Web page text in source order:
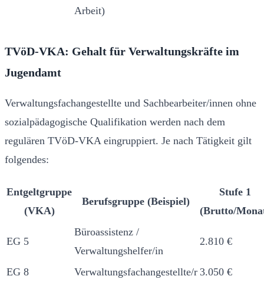
Arbeit)
TVöD-VKA: Gehalt für Verwaltungskräfte im
Jugendamt
Verwaltungsfachangestellte und Sachbearbeiter/innen ohne
sozialpädagogische Qualifikation werden nach dem
regulären TVöD-VKA eingruppiert. Je nach Tätigkeit gilt
folgendes:
Entgeltgruppe
(VKA)
Berufsgruppe (Beispiel)
Stufe 1
(Brutto/
EG 5
Büroassistenz /
Verwaltungshelfer/in
2.810 €
EG 8 Verwaltungsfachangestellte/r 3.050 €